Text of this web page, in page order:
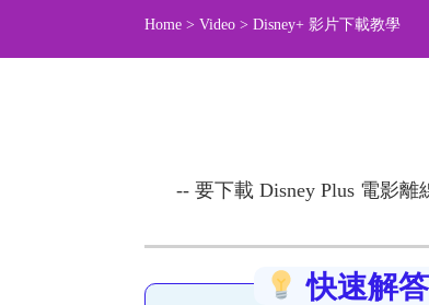
Home > Video > Disney+ 影片下載教學
-- 要下載 Disney Plus 電影離
快速解答